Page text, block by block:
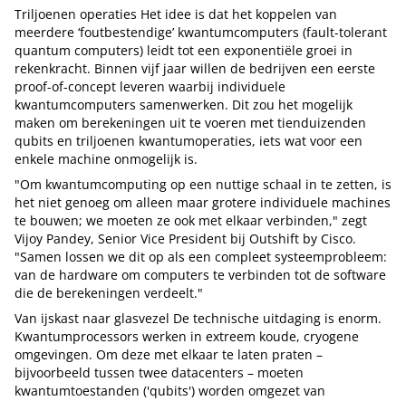
Triljoenen operaties Het idee is dat het koppelen van
meerdere ‘foutbestendige’ kwantumcomputers (fault-tolerant
quantum computers) leidt tot een exponentiële groei in
rekenkracht. Binnen vijf jaar willen de bedrijven een eerste
proof-of-concept leveren waarbij individuele
kwantumcomputers samenwerken. Dit zou het mogelijk
maken om berekeningen uit te voeren met tienduizenden
qubits en triljoenen kwantumoperaties, iets wat voor een
enkele machine onmogelijk is.
"Om kwantumcomputing op een nuttige schaal in te zetten, is
het niet genoeg om alleen maar grotere individuele machines
te bouwen; we moeten ze ook met elkaar verbinden," zegt
Vijoy Pandey, Senior Vice President bij Outshift by Cisco.
"Samen lossen we dit op als een compleet systeemprobleem:
van de hardware om computers te verbinden tot de software
die de berekeningen verdeelt."
Van ijskast naar glasvezel De technische uitdaging is enorm.
Kwantumprocessors werken in extreem koude, cryogene
omgevingen. Om deze met elkaar te laten praten –
bijvoorbeeld tussen twee datacenters – moeten
kwantumtoestanden ('qubits') worden omgezet van